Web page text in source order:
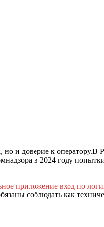
и доверие к оператору.В
в 2024 году
приложение вход по
соблюдать как